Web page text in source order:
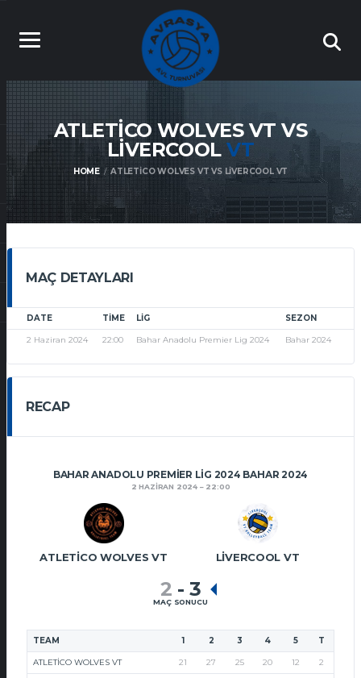
ATLETICO WOLVES VT VS
LIVERCOOLVT
HOME ATLETICO WOLVES VT VS LIVERCOOL VT
MAÇ DETAYLARI
DATE TIME LIG SEZON
2 Haziran 2024 22:00 Bahar Anadolu Premier Lig 2024 Bahar 2024
RECAP
BAHAR ANADOLU PREMIER LIG 2024 BAHAR 2024
2 HAZIRAN 2024 22:00
ATLETICO WOLVES VT LIVERCOOL VT
2 - 3
MAÇ SONUCU
TEAM 1 2 3 4 5 T
ATLETICO WOLVES VT 21 27 25 20 12 2